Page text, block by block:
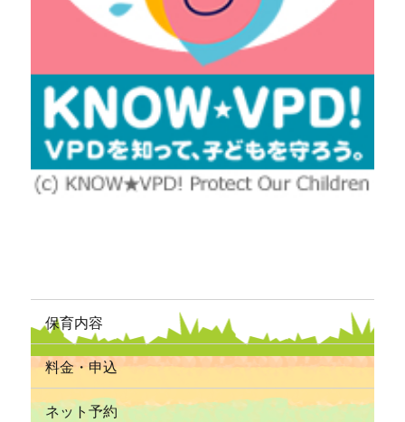
保育内容
料金・申込
ネット予約